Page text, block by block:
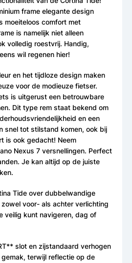
frame elegante design
moeiteloos comfort met
is namelijk niet alleen
volledig roestvrij. Handig,
wil regenen hier!
en het tijdloze design maken
voor de modieuze fietser.
is uitgerust een betrouwbare
Dit type rem staat bekend om
en een
snel tot stilstand komen, ook bij
is ook gedacht! Neem
Nexus 7 versnellingen. Perfect
Je kan altijd op de juiste
Tide over dubbelwandige
zowel voor- als achter verlichting
veilig kunt navigeren, dag of
slot en zijstandaard verhogen
terwijl reflectie op de